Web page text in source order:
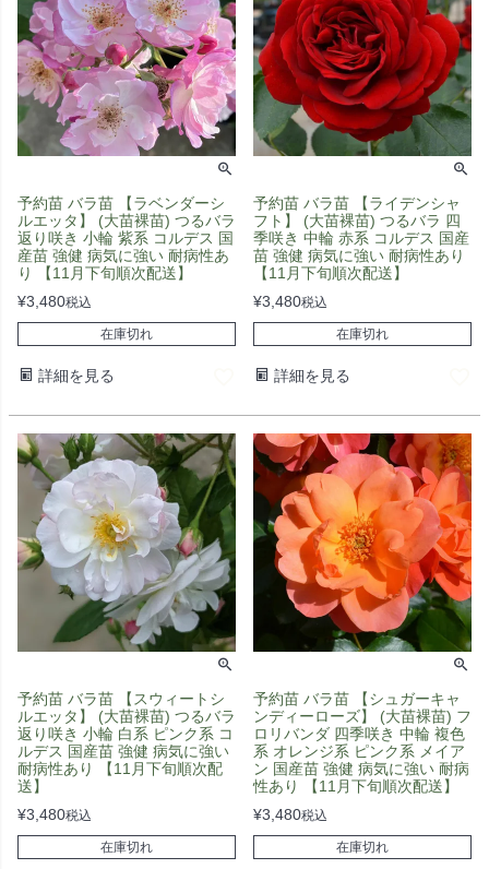
予約苗 バラ苗 【ラベンダーシ
ルエッタ】 (大苗裸苗) つるバラ
返り咲き 小輪 紫系 コルデス 国
産苗 強健 病気に強い 耐病性あ
り 【11月下旬順次配送】
¥3,480税込
在庫切れ
詳細を見る
予約苗 バラ苗 【ライデンシャ
フト】 (大苗裸苗) つるバラ 四
季咲き 中輪 赤系 コルデス 国産
苗 強健 病気に強い 耐病性あり
【11月下旬順次配送】
¥3,480税込
在庫切れ
詳細を見る
予約苗 バラ苗 【スウィートシ
ルエッタ】 (大苗裸苗) つるバラ
返り咲き 小輪 白系 ピンク系 コ
ルデス 国産苗 強健 病気に強い
耐病性あり 【11月下旬順次配
送】
¥3,480税込
在庫切れ
予約苗 バラ苗 【シュガーキャ
ンディーローズ】 (大苗裸苗) フ
ロリバンダ 四季咲き 中輪 複色
系 オレンジ系 ピンク系 メイア
ン 国産苗 強健 病気に強い 耐病
性あり 【11月下旬順次配送】
¥3,480税込
在庫切れ